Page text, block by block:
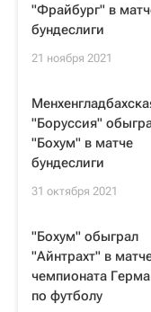
"Фрайбург" в
бундеслиги
21 ноября 2021
"Боруссия"
"Бохум" в матче
бундеслиги
31 октября 2021
"Бохум" обыграл
"Айнтрахт" в
чемпионата
по футболу